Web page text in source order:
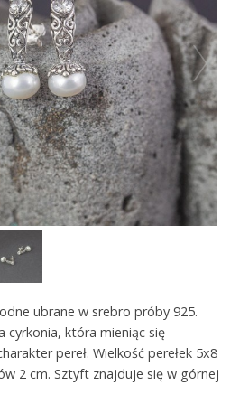
ubrane w srebro próby 925.
cyrkonia, która mieniąc się
pereł. Wielkość perełek 5x8
2 cm. Sztyft znajduje się w górnej